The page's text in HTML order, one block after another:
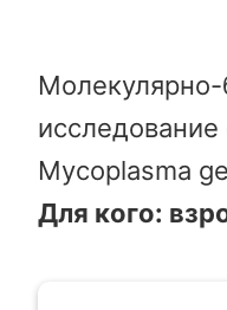
Молекулярно-
Mycoplasma
Для кого: